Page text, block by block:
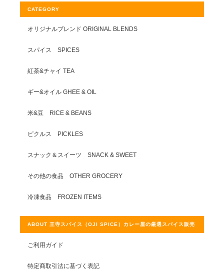
CATEGORY
オリジナルブレンド ORIGINAL BLENDS
スパイス SPICES
紅茶&チャイ TEA
ギー&オイル GHEE & OIL
米&豆 RICE & BEANS
ピクルス PICKLES
スナック＆スイーツ SNACK & SWEET
その他の食品 OTHER GROCERY
冷凍食品 FROZEN ITEMS
ABOUT 王寺スパイス（OJI SPICE）カレー屋の厳選スパイス販売
ご利用ガイド
特定商取引法に基づく表記